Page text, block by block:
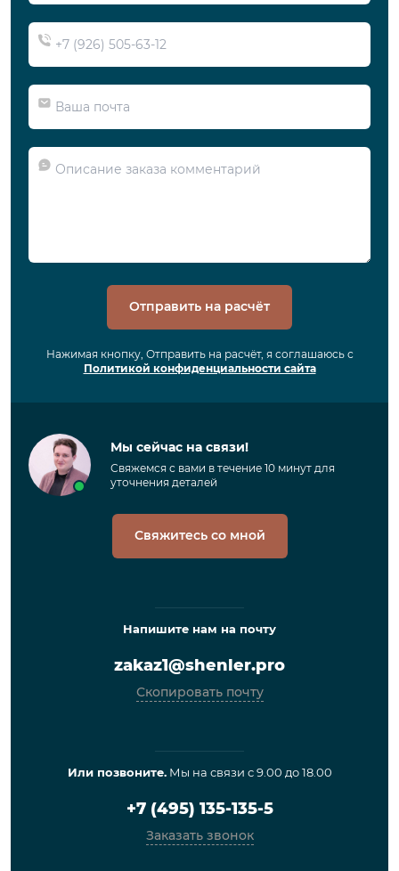
Отправить на расчёт
Нажимая кнопку, Отправить на расчёт, я соглашаюсь с
Политикой конфиденциальности сайта
Мы сейчас на связи!
Свяжемся с вами в течение 10 минут для
уточнения деталей
Свяжитесь со мной
Напишите нам на почту
zakaz1@shenler.pro
Скопировать почту
Или позвоните.Мы на связи с 9.00 до 18.00
+7 (495) 135-135-5
Заказать звонок